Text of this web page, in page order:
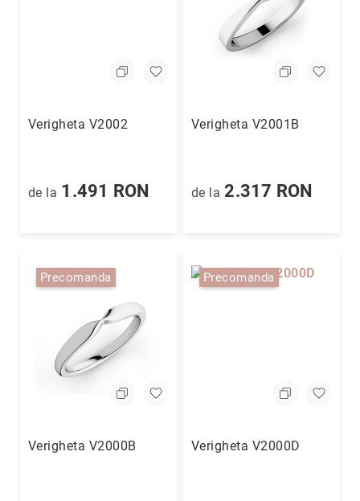
Verigheta V2002
de la 1.491 RON
Verigheta V2001B
de la 2.317 RON
Precomanda
Verigheta V2000B
Precomanda
Verigheta V2000D